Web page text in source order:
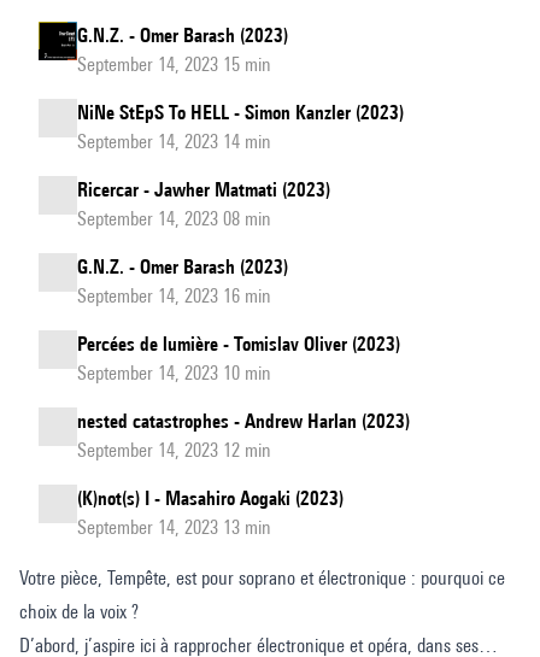
G.N.Z. - Omer Barash (2023)
September 14, 2023 15 min
NiNe StEpS To HELL - Simon Kanzler (2023)
September 14, 2023 14 min
Ricercar - Jawher Matmati (2023)
September 14, 2023 08 min
G.N.Z. - Omer Barash (2023)
September 14, 2023 16 min
Percées de lumière - Tomislav Oliver (2023)
September 14, 2023 10 min
nested catastrophes - Andrew Harlan (2023)
September 14, 2023 12 min
(K)not(s) I - Masahiro Aogaki (2023)
September 14, 2023 13 min
Votre pièce, Tempête, est pour soprano et électronique : pourquoi ce
choix de la voix ?
D’abord, j’aspire ici à rapprocher électronique et opéra, dans ses